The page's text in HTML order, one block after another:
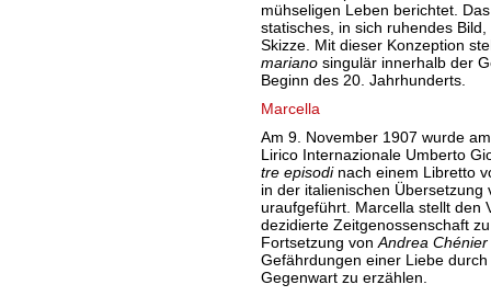
mühseligen Leben berichtet.
statisches, in sich ruhendes
Skizze. Mit dieser Konzeption
mariano singulär innerhalb der
Beginn des 20. Jahrhunderts.
Marcella
Am 9. November 1907 wurde
Lirico Internazionale Umberto
tre episodi nach einem Libretto
in der italienischen Übersetzung
uraufgeführt. Marcella stellt den
dezidierte Zeitgenossenschaft
Fortsetzung von Andrea Chénier
Gefährdungen einer Liebe
Gegenwart zu erzählen.